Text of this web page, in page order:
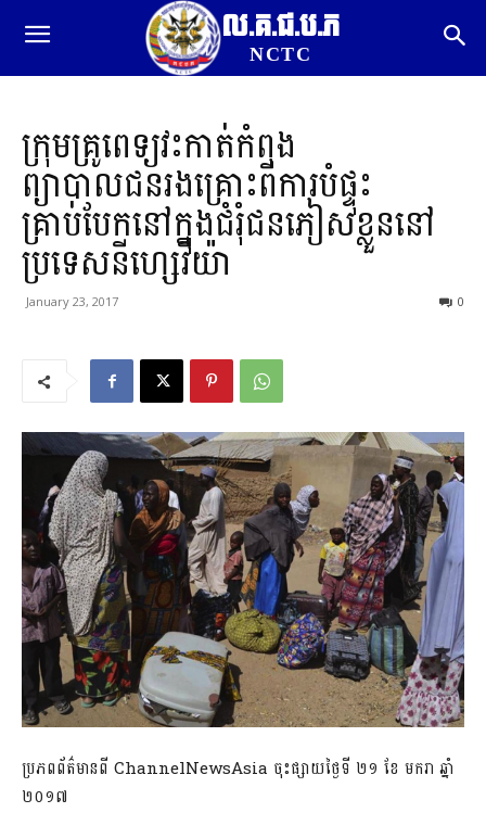
ល.គ.ជ.ប.ភ
NCTC
ក្រុមគ្រូពេទ្យវះកាត់កំពុង
ព្យាបាលជនរងគ្រោះពីការបំផ្ទុះ
គ្រាប់បែកនៅក្នុងជំរុំជនភៀសខ្លួននៅ
ប្រទេសនីហ្សេរីយ៉ា
January 23, 2017 0
ប្រភពព័ត៌មានពី ChannelNewsAsia ចុះផ្សាយថ្ងៃទី ២១ ខែ មករា ឆ្នាំ
២០១៧